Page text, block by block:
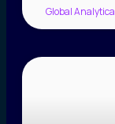
Global Analytica